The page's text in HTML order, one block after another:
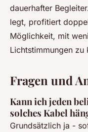
dauerhafter
legt, profitiert
Möglichkeit, mit
Lichtstimmungen zu
Fragen und
Kann ich jeden
solches Kabel
Grundsätzlich ja -